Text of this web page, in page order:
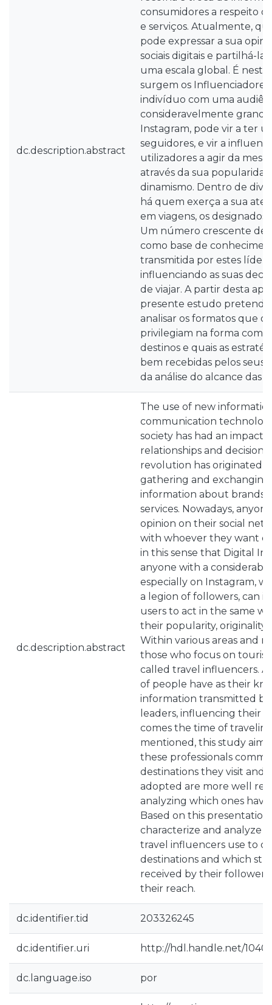
dc.description.abstract
consumidores a respeito
e serviços. Atualmente,
pode expressar a sua
sociais digitais e partilhá-
uma escala global. É
surgem os
indivíduo com uma
consideravelmente
Instagram, pode vir a ter
seguidores, e vir a
utilizadores a agir da
através da sua
dinamismo. Dentro de
há quem exerça a sua
em viagens, os
Um número crescente de
como base de
transmitida por estes
influenciando as suas
de viajar. A partir desta
presente estudo pretende
analisar os formatos que
privilegiam na forma
destinos e quais as
bem recebidas pelos seus
da análise do alcance das
dc.description.abstract
The use of new
communication
society has had an impact
relationships and
revolution has originated
gathering and
information about brands,
services. Nowadays,
opinion on their social
with whoever they want
in this sense that Digital
anyone with a
especially on Instagram,
a legion of followers, can
users to act in the same
their popularity, originality
Within various areas and
those who focus on
called travel influencers.
of people have as their
information transmitted
leaders, influencing their
comes the time of
mentioned, this study
these professionals
destinations they visit and
adopted are more well
analyzing which ones
Based on this
characterize and analyze
travel influencers use to
destinations and which
received by their
their reach.
dc.identifier.tid 203326245
dc.identifier.uri http://hdl.handle.net/
dc.language.iso por